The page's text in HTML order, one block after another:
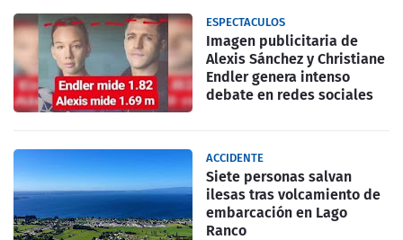
ESPECTACULOS
Imagen publicitaria de
Alexis Sánchez y Christiane
Endler genera intenso
debate en redes sociales
ACCIDENTE
Siete personas salvan
ilesas tras volcamiento de
embarcación en Lago
Ranco